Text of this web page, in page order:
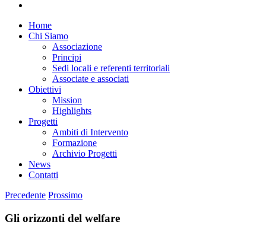
Home
Chi Siamo
Associazione
Principi
Sedi locali e referenti territoriali
Associate e associati
Obiettivi
Mission
Highlights
Progetti
Ambiti di Intervento
Formazione
Archivio Progetti
News
Contatti
Precedente Prossimo
Gli orizzonti del welfare